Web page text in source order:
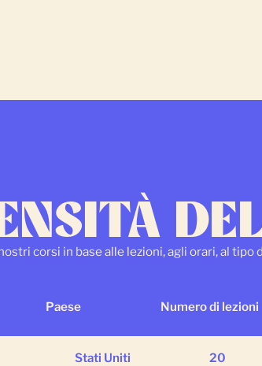
corsi in base alle lezioni, agli orari, al tipo
Paese Numero di lezioni
Stati Uniti 20